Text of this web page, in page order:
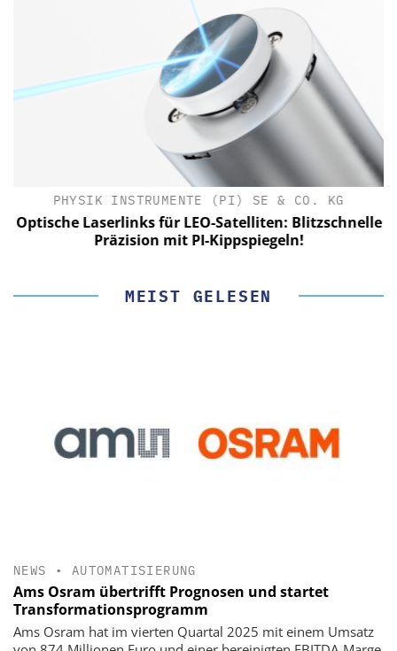
PHYSIK INSTRUMENTE (PI) SE & CO. KG
Optische Laserlinks für LEO-Satelliten: Blitzschnelle
Präzision mit PI-Kippspiegeln!
MEIST GELESEN
NEWS • AUTOMATISIERUNG
Ams Osram übertrifft Prognosen und startet
Transformationsprogramm
Ams Osram hat im vierten Quartal 2025 mit einem Umsatz